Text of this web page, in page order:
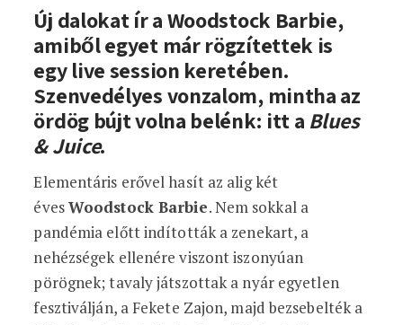
„Szenvedély, mintha az ördög bújt
Új dalokat ír a Woodstock Barbie,
amiből egyet már rögzítettek is
egy live session keretében.
Szenvedélyes vonzalom, mintha az
ördög bújt volna belénk: itt a Blues
& Juice.
Elementáris erővel hasít az alig két
évesWoodstock Barbie. Nem sokkal a
pandémia előtt indították a zenekart, a
nehézségek ellenére viszont iszonyúan
pörögnek; tavaly játszottak a nyár egyetlen
fesztiválján, a Fekete Zajon, majd bezsebelték a